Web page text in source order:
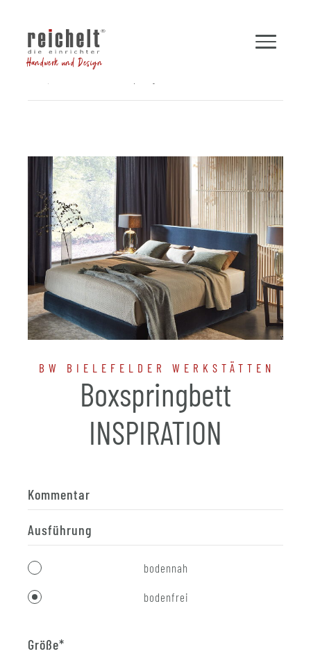
Handwerk und Design
BW BIELEFELDER WERKSTÄTTEN
Boxspringbett
INSPIRATION
Kommentar
Ausführung
bodennah
bodenfrei
Größe*